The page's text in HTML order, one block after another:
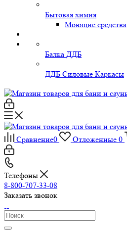
Бытовая химия
Моющие средства
Балка ДДБ
ДДБ Силовые Каркасы
Сравнение0 Отложенные 0
Телефоны
8-800-707-33-08
Заказать звонок